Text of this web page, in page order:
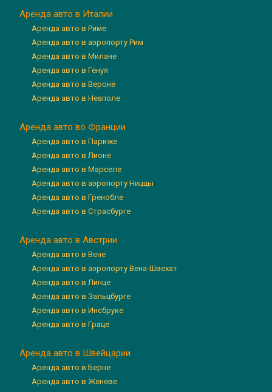
Аренда авто в Италии
Аренда авто в Риме
Аренда авто в аэропорту Рим
Аренда авто в Милане
Аренда авто в Генуя
Аренда авто в Вероне
Аренда авто в Неаполе
Аренда авто во Франции
Аренда авто в Париже
Аренда авто в Лионе
Аренда авто в Марселе
Аренда авто в аэропорту Ниццы
Аренда авто в Гренобле
Аренда авто в Страсбурге
Аренда авто в Австрии
Аренда авто в Вене
Аренда авто в аэропорту Вена-Швехат
Аренда авто в Линце
Аренда авто в Зальцбурге
Аренда авто в Инсбруке
Аренда авто в Граце
Аренда авто в Швейцарии
Аренда авто в Берне
Аренда авто в Женеве